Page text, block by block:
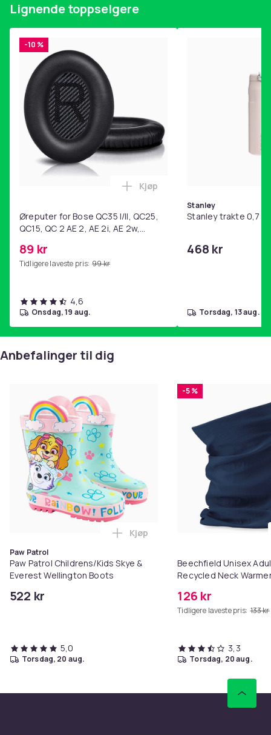
Lignende toppselgere
-10 %
Øreputer for Bose QC35 I/II, QC25,
QC15, QC 2 AE 2, AE 2i, AE 2w,
89 kr
Tidligere laveste pris: 99 kr
Legg Øreputer for Bose QC35
Kjøp
4,6
onsdag, 19 aug.
Stanley
Stanley trakte 0,7 l,
468 kr
torsdag, 13 aug.
Anbefalinger til dig
Paw Patrol
Paw Patrol Childrens/Kids Skye &
Everest Wellington Boots
522 kr
Legg Paw Patrol Childrens/Kids
Kjøp
5,0
torsdag, 20 aug.
-5 %
Beechfield Unisex
Recycled Neck
126 kr
Tidligere laveste pris: 133 kr
3,3
torsdag, 20 aug.